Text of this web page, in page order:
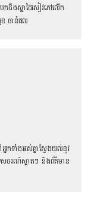
កដឹងស្នាដៃសៀវភៅលើក
ចាន់ផល
នកទាំងអស់គ្នាស្វែងយល់នូវ
េសចរណ៍ស្អាតៗ និង​ព័ត៌មាន